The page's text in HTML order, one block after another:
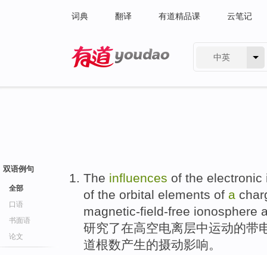
词典 翻译 有道精品课 云笔记
中英
双语例句
全部
口语
书面语
论文
The influences of the
of the orbital elements of a
magnetic-field-free ionosphere
研究了在高空电离层中运动的带
道根数产生的摄动影响。